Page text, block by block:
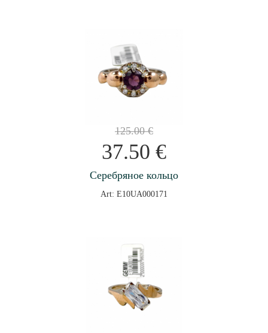
125.00€
37.50 €
Серебряное кольцо
Art: E10UA000171